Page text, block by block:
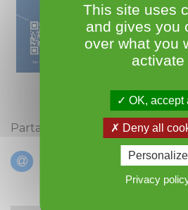
Partagez cette actualité :
This site uses
and gives you
over what you
activate
OK, accept
Deny all
Personalize
Privacy